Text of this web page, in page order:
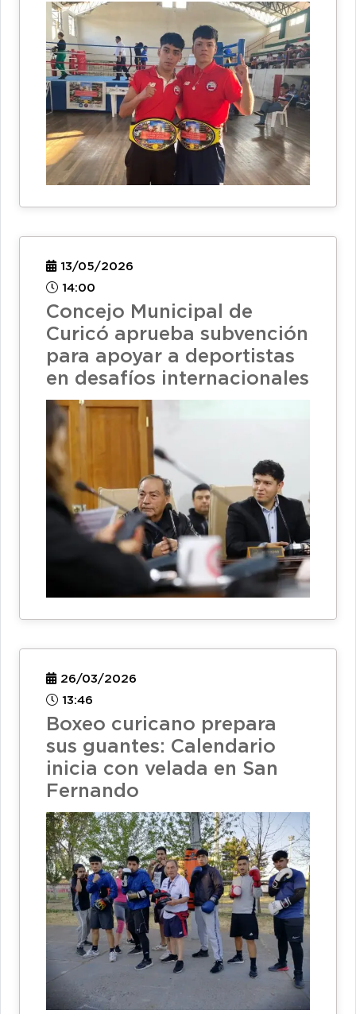
13/05/2026
14:00
Concejo Municipal de
Curicó aprueba subvención
para apoyar a deportistas
en desafíos internacionales
26/03/2026
13:46
Boxeo curicano prepara
sus guantes: Calendario
inicia con velada en San
Fernando